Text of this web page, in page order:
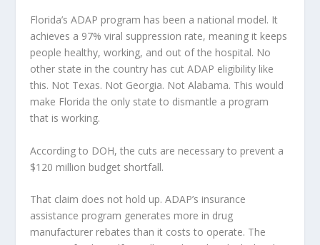
Florida’s ADAP program has been a national model. It
achieves a 97% viral suppression rate, meaning it keeps
people healthy, working, and out of the hospital. No
other state in the country has cut ADAP eligibility like
this. Not Texas. Not Georgia. Not Alabama. This would
make Florida the only state to dismantle a program
that is working.
According to DOH, the cuts are necessary to prevent a
$120 million budget shortfall.
That claim does not hold up. ADAP’s insurance
assistance program generates more in drug
manufacturer rebates than it costs to operate. The